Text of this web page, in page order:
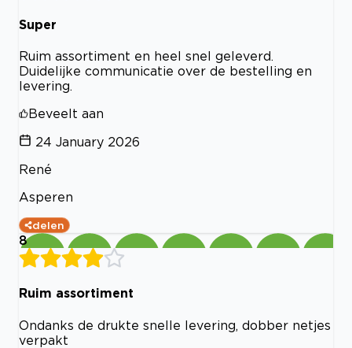
Super
Ruim assortiment en heel snel geleverd.
Duidelijke communicatie over de bestelling en
levering.
Beveelt aan
24 January 2026
René
Asperen
delen
8
Ruim assortiment
Ondanks de drukte snelle levering, dobber netjes
verpakt